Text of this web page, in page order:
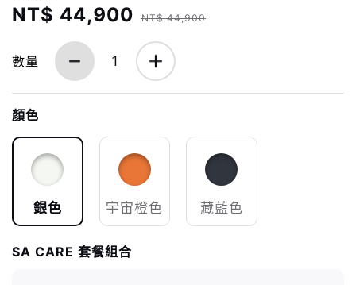
NT$ 44,900 NT$ 44,900
數量 1
顏色
銀色 宇宙橙色 藏藍色
SA CARE 套餐組合